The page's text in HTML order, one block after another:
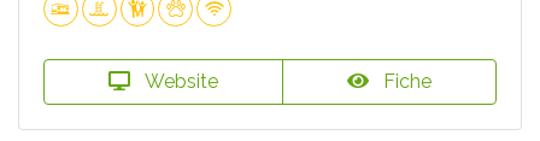
Website Fiche